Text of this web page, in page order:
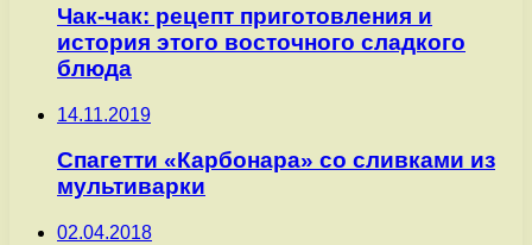
Чак-чак: рецепт приготовления и
история этого восточного сладкого
блюда
14.11.2019
Спагетти «Карбонара» со сливками из
мультиварки
02.04.2018